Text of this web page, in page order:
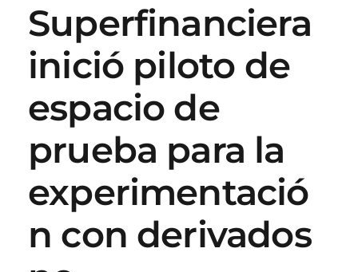
Superfinanciera
inició piloto de
espacio de
prueba para la
experimentació
n con derivados